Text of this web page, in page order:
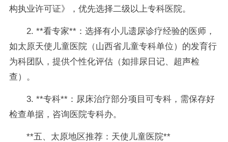
构执业许可证》，优先选择二级以上专科医院。
2. **看专家**：选择有小儿遗尿诊疗经验的医师，
如太原天使儿童医院（山西省儿童专科单位）的发育行
为科团队，提供个性化评估（如排尿日记、超声检
查）。
3. **专科**：尿床治疗部分项目可专科，需保存好
检查单据，咨询医院专科办。
**五、太原地区推荐：天使儿童医院**